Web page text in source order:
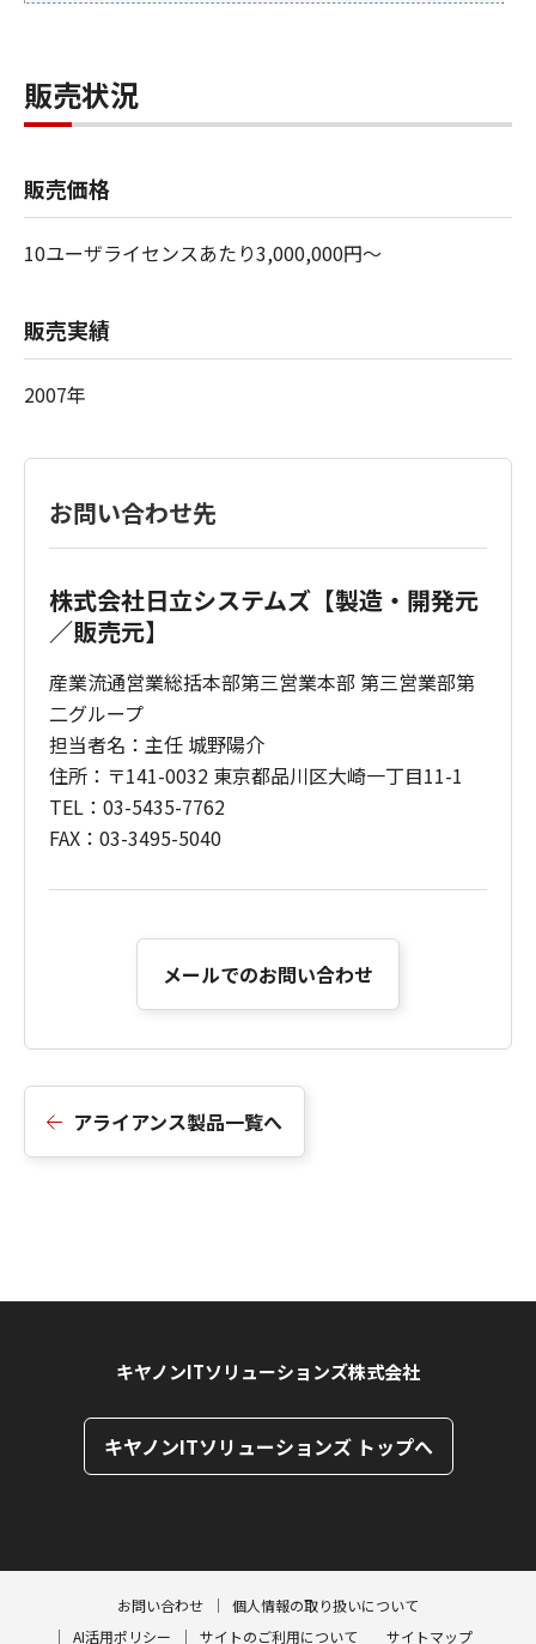
販売状況
販売価格
10ユーザライセンスあたり3,000,000円～
販売実績
2007年
お問い合わせ先
株式会社日立システムズ【製造・開発元
／販売元】
産業流通営業総括本部第三営業本部 第三営業部第
二グループ
担当者名：主任 城野陽介
住所：〒141-0032 東京都品川区大崎一丁目11-1
TEL：03-5435-7762
FAX：03-3495-5040
メールでのお問い合わせ
アライアンス製品一覧へ
キヤノンITソリューションズ株式会社
キヤノンITソリューションズ トップへ
お問い合わせ
個人情報の取り扱いについて
AI活用ポリシー
サイトのご利用について サイトマップ